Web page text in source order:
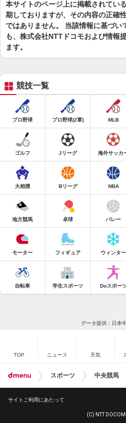
本サイトのページ上に掲載されてい
期しておりますが、その内容の正確
ではありません。 当該情報に基づい
も、株式会社NTTドコモおよび情報
ます。
競技一覧
プロ野球 プロ野球(2軍) MLB
ゴルフ Jリーグ 海外サッカ
大相撲 Bリーグ NBA
地方競馬 卓球 バレー
モーター フィギュア ウィンター
自転車 学生スポーツ Doスポー
データ提供：日本
TOP ニュース 天気
スポーツ 中央競馬
サイトご利用にあたって
(C) NTT